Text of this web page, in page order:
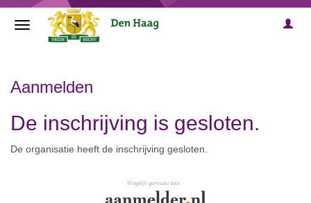
Aanmelden
De inschrijving is gesloten.
De organisatie heeft de inschrijving gesloten.
Mogelijk gemaakt door